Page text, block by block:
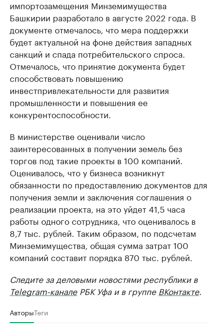
импортозамещения Минземимущества
Башкирии разработало в августе 2022 года. В
документе отмечалось, что мера поддержки
будет актуальной на фоне действия западных
санкций и спада потребительского спроса.
Отмечалось, что принятие документа будет
способствовать повышению
инвестпривлекательности для развития
промышленности и повышения ее
конкурентоспособности.
В министерстве оценивали число
заинтересованных в получении земель без
торгов под такие проекты в 100 компаний.
Оценивалось, что у бизнеса возникнут
обязанности по предоставлению документов для
получения земли и заключения соглашения о
реализации проекта, на это уйдет 41,5 часа
работы одного сотрудника, что оценивалось в
8,7 тыс. рублей. Таким образом, по подсчетам
Минземимущества, общая сумма затрат 100
компаний составит порядка 870 тыс. рублей.
Следите за деловыми новостями республики в
Telegram-каналеРБК Уфа и в группе ВКонтакте.
АвторыТеги